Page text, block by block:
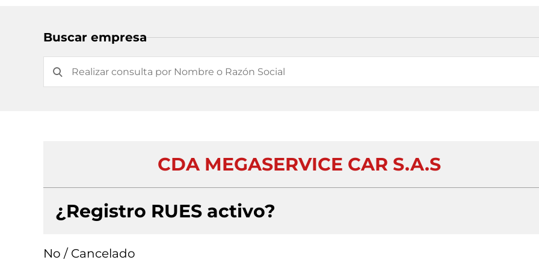
Buscar empresa
CDA MEGASERVICE CAR S.A.S
¿Registro RUES activo?
No / Cancelado